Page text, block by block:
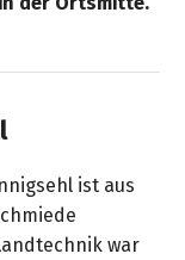
ist aus
war